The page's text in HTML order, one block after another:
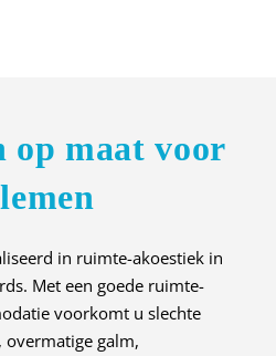
op maat voor
in ruimte-akoestiek in
Met een goede ruimte-
voorkomt u slechte
overmatige galm,